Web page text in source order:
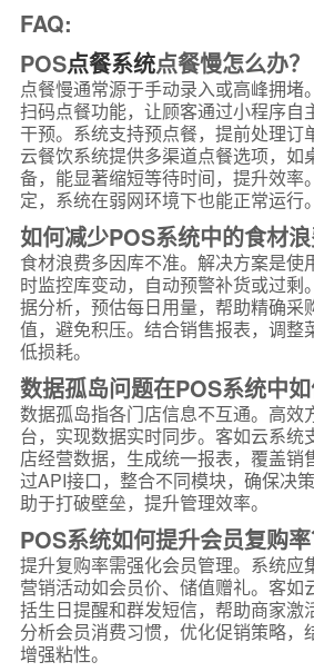
FAQ:
POS点餐系统点餐慢怎么办？
点餐慢通常源于手动录入或高峰拥堵
扫码点餐功能，让顾客通过小程序自
干预。系统支持预点餐，提前处理订
云餐饮系统提供多渠道点餐选项，如
备，能显著缩短等待时间，提升效率
定，系统在弱网环境下也能正常运行。
如何减少POS系统中的食材浪
食材浪费多因库不准。解决方案是使
时监控库变动，自动预警补货或过剩
据分析，预估每日用量，帮助精确采
值，避免积压。结合销售报表，调整
低损耗。
数据孤岛问题在POS系统中如
数据孤岛指各门店信息不互通。高效
台，实现数据实时同步。客如云系统
店经营数据，生成统一报表，覆盖销
过API接口，整合不同模块，确保决
助于打破壁垒，提升管理效率。
POS系统如何提升会员复购率
提升复购率需强化会员管理。系统应
营销活动如会员价、储值赠礼。客如
括生日提醒和群发短信，帮助商家激
分析会员消费习惯，优化促销策略，
增强粘性。